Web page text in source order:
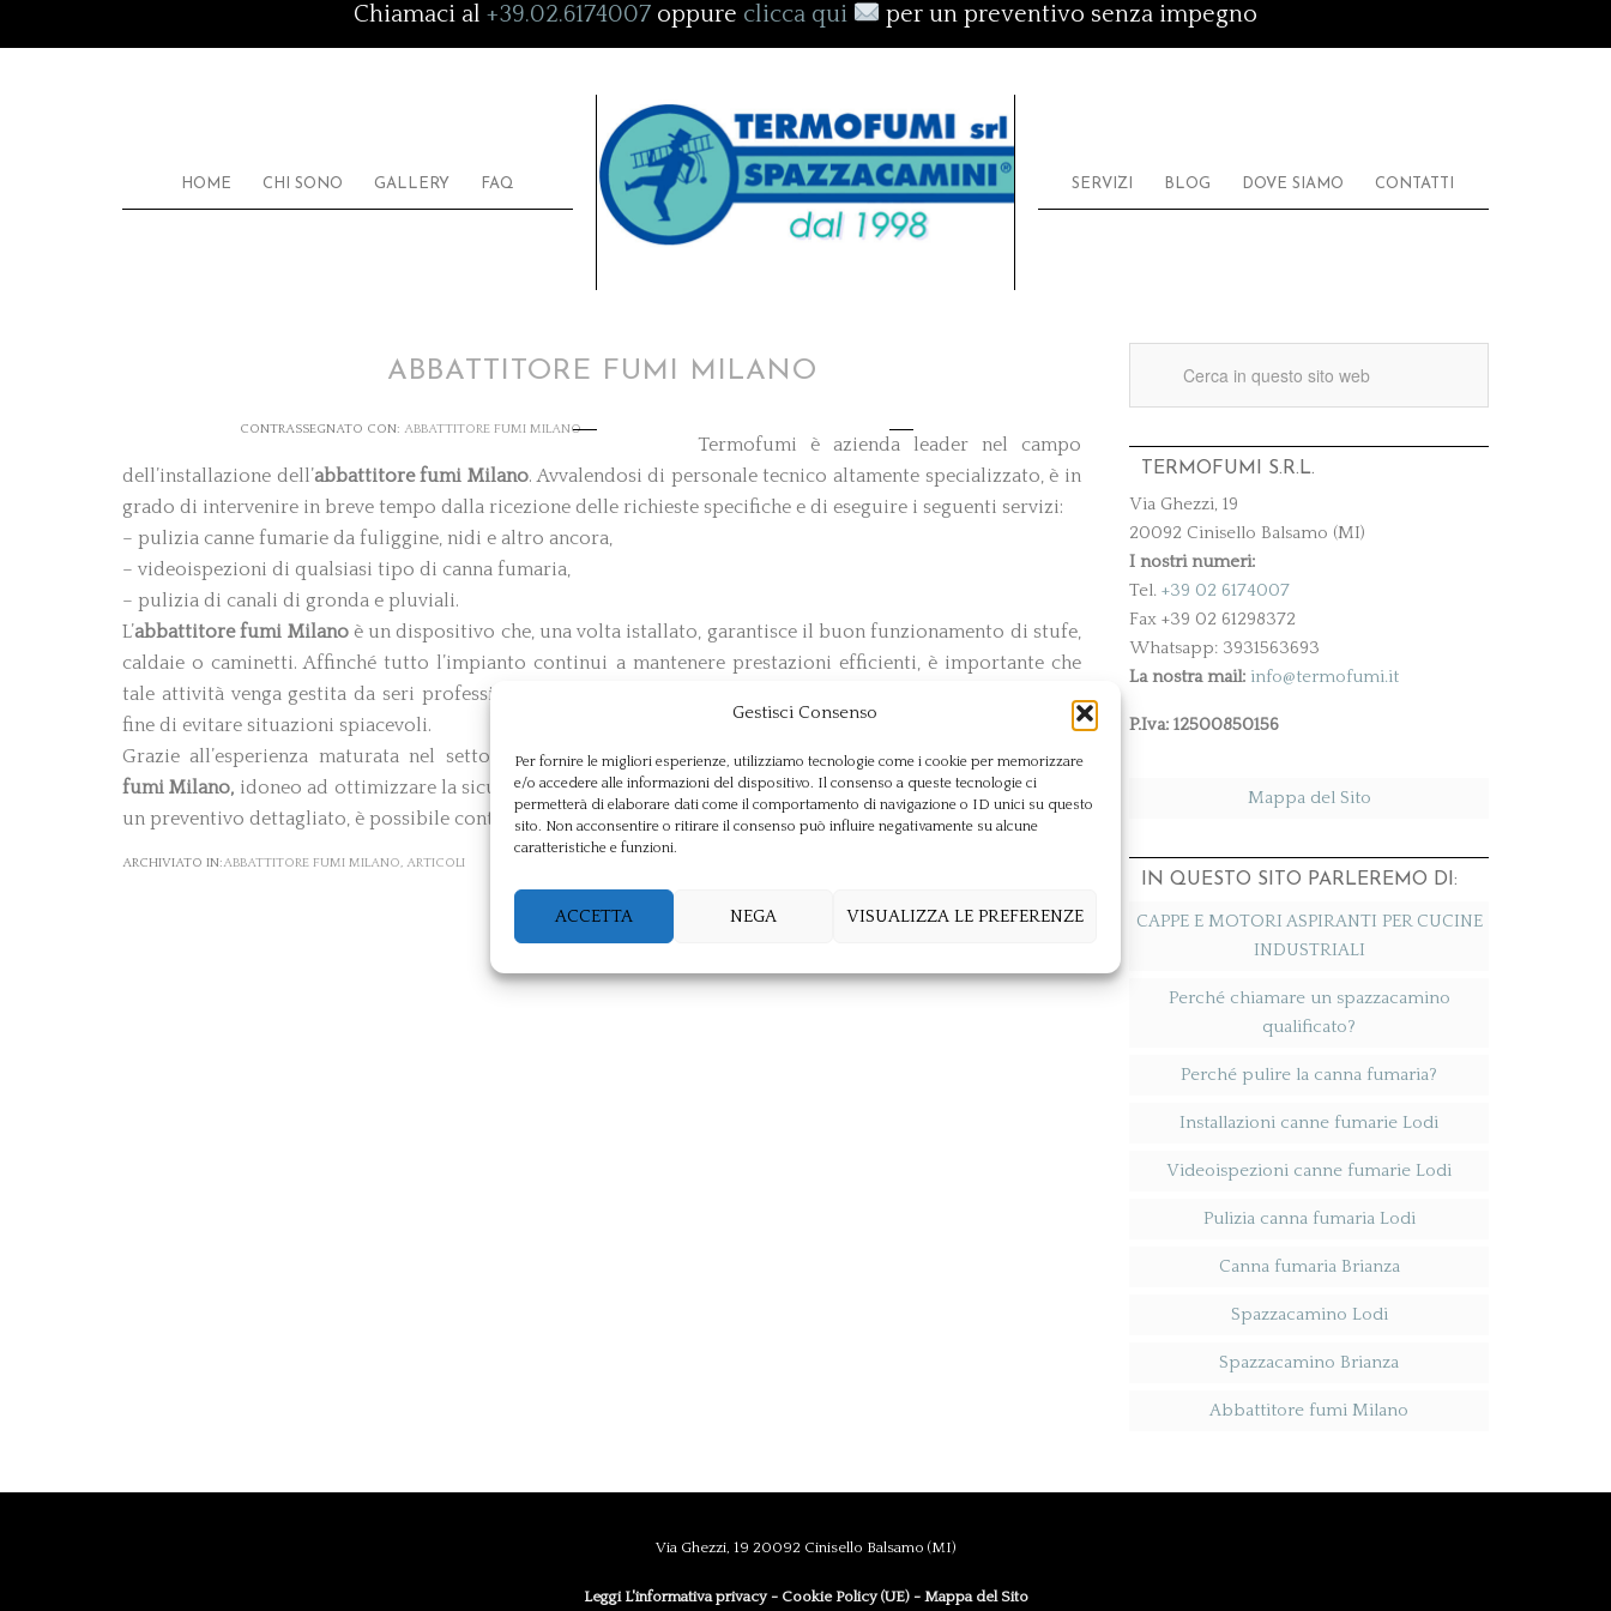
Gestisci Consenso
Per fornire le migliori esperienze, utilizziamo tecnologie come i cookie per memorizzare
e/o accedere alle informazioni del dispositivo. Il consenso a queste tecnologie ci
permetterà di elaborare dati come il comportamento di navigazione o ID unici su questo
sito. Non acconsentire o ritirare il consenso può influire negativamente su alcune
caratteristiche e funzioni.
ACCETTA NEGA VISUALIZZA LE PREFERENZE
Chiamaci al +39.02.6174007oppure clicca qui per un preventivo senza impegno
HOME CHI SONO GALLERY FAQ SERVIZI BLOG DOVE SIAMO CONTATTI
ABBATTITORE FUMI MILANO
CONTRASSEGNATO CON: ABBATTITORE FUMI MILANO
Termofumi è azienda leader nel campo
dell’installazione dell’abbattitore fumi Milano. Avvalendosi di personale tecnico altamente specializzato, è in
grado di intervenire in breve tempo dalla ricezione delle richieste specifiche e di eseguire i seguenti servizi:
– pulizia canne fumarie da fuliggine, nidi e altro ancora,
– videoispezioni di qualsiasi tipo di canna fumaria,
– pulizia di canali di gronda e pluviali.
L’abbattitore fumi Milanoè un dispositivo che, una volta istallato, garantisce il buon funzionamento di stufe,
caldaie o caminetti. Affinché tutto l’impianto continui a mantenere prestazioni efficienti, è importante che
tale attività venga gestita da seri professionisti, in grado di intervenire e operare nel migliore dei modi, al
fine di evitare situazioni spiacevoli.
Grazie all’esperienza maturata nel settore, Termofumi propone un servizio di installazioneabbattitore
fumi Milano, idoneo ad ottimizzare la sicurezza di tutto l’impianto. Per ulteriori informazioni o per ricevere
un preventivo dettagliato, è possibile contattare gli uffici aziendali al numero 02.6174007.
ARCHIVIATO IN:ABBATTITORE FUMI MILANO, ARTICOLI
TERMOFUMI S.R.L.
Via Ghezzi, 19
20092 Cinisello Balsamo (MI)
I nostri numeri:
Tel. +39 02 6174007
Fax +39 02 61298372
Whatsapp: 3931563693
La nostra mail: info@termofumi.it
P.Iva: 12500850156
Mappa del Sito
IN QUESTO SITO PARLEREMO DI:
CAPPE E MOTORI ASPIRANTI PER CUCINE
INDUSTRIALI
Perché chiamare un spazzacamino
qualificato?
Perché pulire la canna fumaria?
Installazioni canne fumarie Lodi
Videoispezioni canne fumarie Lodi
Pulizia canna fumaria Lodi
Canna fumaria Brianza
Spazzacamino Lodi
Spazzacamino Brianza
Abbattitore fumi Milano
Via Ghezzi, 19 20092 Cinisello Balsamo (MI)
Leggi L'informativa privacy- Cookie Policy (UE)- Mappa del Sito